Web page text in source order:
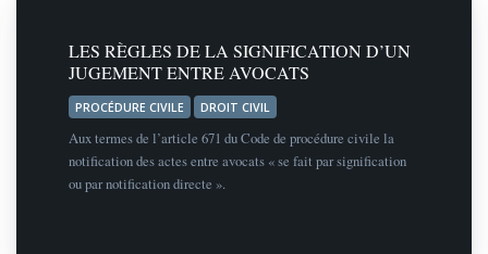
LES RÈGLES DE LA SIGNIFICATION D’UN
JUGEMENT ENTRE AVOCATS
PROCÉDURE CIVILE DROIT CIVIL
Aux termes de l’article 671 du Code de procédure civile la
notification des actes entre avocats « se fait par signification
ou par notification directe ».